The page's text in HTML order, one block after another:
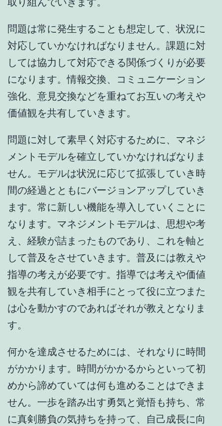
問題は常に発生することも想定して、状況に
対応していかなければなりません。課題に対
しては協力して対応できる関係づくりが必要
になります。情報交換、コミュニケーション
強化、意見交換などを重ねてお互いの考えや
価値観を共有していきます。
問題に対して素早く対応するために、マネジ
メントモデルを確立していかなければなりま
せん。モデルは状況に応じて拡張していき時
間の経過とともにバージョンアップしていき
ます。常に新しい機能を導入していくことに
なります。マネジメントモデルは、思想や考
え、経験が詰まったものであり、これを軸と
して普及をさせていきます。普及には教えや
指導の考えが必要です。指導では考えや価値
観を共有していき相手にとって役に立つまた
は心を動かすのであればそれが教えとなりま
す。
何かを達成させるためには、それなりに時間
がかかります。時間がかかるからといって初
めから諦めていては何も進めることはできま
せん。一歩を踏み出す勇気と覚悟も持ち、常
に真剣勝負の気持ちを持って、自己成長に向